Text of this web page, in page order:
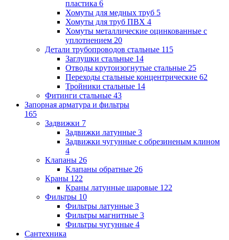
пластика 6
Хомуты для медных труб 5
Хомуты для труб ПВХ 4
Хомуты металлические оцинкованные с
уплотнением 20
Детали трубопроводов стальные 115
Заглушки стальные 14
Отводы крутоизогнутые стальные 25
Переходы стальные концентрические 62
Тройники стальные 14
Фитинги стальные 43
Запорная арматура и фильтры
165
Задвижки 7
Задвижки латунные 3
Задвижки чугунные с обрезиненым клином
4
Клапаны 26
Клапаны обратные 26
Краны 122
Краны латунные шаровые 122
Фильтры 10
Фильтры латунные 3
Фильтры магнитные 3
Фильтры чугунные 4
Сантехника